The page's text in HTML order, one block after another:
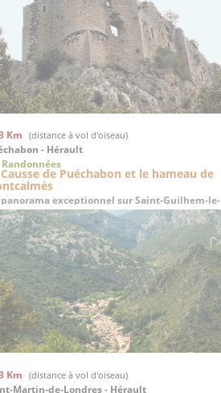
Km (distance à vol d'oiseau)
- Hérault
Randonnées
de Puéchabon et le hameau de
panorama exceptionnel sur Saint-Guilhem-le-
Km (distance à vol d'oiseau)
Martin-de-Londres - Hérault